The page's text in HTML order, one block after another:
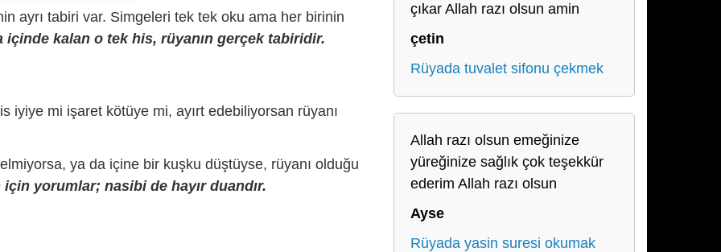
ayrı tabiri var. Simgeleri tek tek oku ama her birinin
içinde kalan o tek his, rüyanın gerçek tabiridir.
iyiye mi işaret kötüye mi, ayırt edebiliyorsan rüyanı
ya da içine bir kuşku düştüyse, rüyanı olduğu
yorumlar; nasibi de hayır duandır.
çıkar Allah razı olsun amin
çetin
Rüyada tuvalet sifonu çekmek
Allah razı olsun emeğinize
yüreğinize sağlık çok teşekkür
ederim Allah razı olsun
Ayse
Rüyada yasin suresi okumak